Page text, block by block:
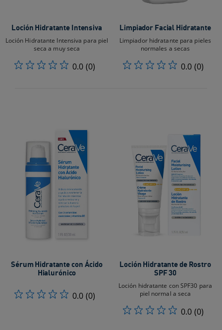
Loción Hidratante Intensiva
Loción Hidratante Intensiva para piel
seca a muy seca
0.0 (0)
Limpiador Facial Hidratante
Limpiador hidratante para pieles
normales a secas
0.0 (0)
Sérum Hidratante con Ácido
Hialurónico
0.0 (0)
Loción Hidratante de Rostro
SPF 30
Loción hidratante con SPF30 para
piel normal a seca
0.0 (0)